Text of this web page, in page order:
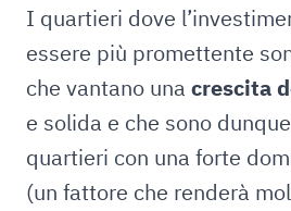
I quartieri dove
essere più promettente
che vantano una crescita
e solida e che sono
quartieri con una forte
(un fattore che renderà